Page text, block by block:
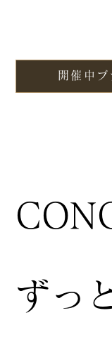
開催中
ずっ